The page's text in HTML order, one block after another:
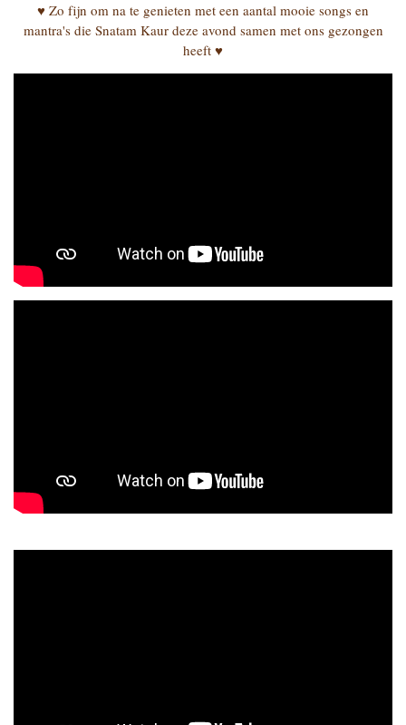
♥ Zo fijn om na te genieten met een aantal mooie songs en
mantra's die Snatam Kaur deze avond samen met ons gezongen
heeft ♥